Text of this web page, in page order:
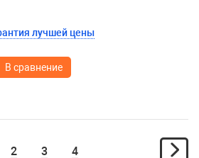
лучшей цены
В сравнение
2 3 4